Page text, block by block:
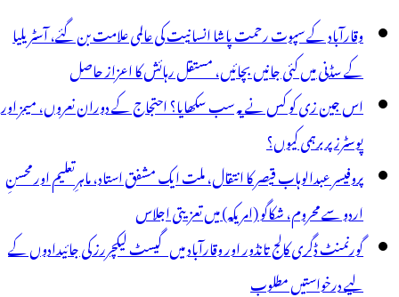
وقارآباد کے سپوت رحمت پاشا انسانیت کی عالمی علامت بن گئے، آسٹریلیا
کے سڈنی میں کئی جانیں بچائیں، مستقل رہائش کا اعزاز حاصل
اس جین زی کو کس نے یہ سب سکھایا؟ احتجاج کے دوران نعروں، میمز اور
پوسٹرز پر برہمی کیوں؟
پروفیسر عبدالوہاب قیصر کا انتقال، ملت ایک مشفق استاد، ماہرِتعلیم اور محسنِ
اردو سے محروم، شکاگو (امریکہ) میں تعزیتی اجلاس
گورنمنٹ ڈگری کالج تانڈور اور وقارآباد میں گیسٹ لیکچررز کی جائیدادوں کے
لیے درخواستیں مطلوب